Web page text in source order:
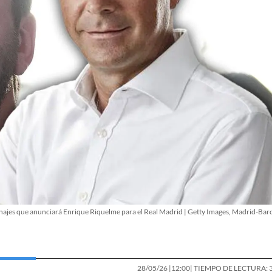
que anunciará Enrique Riquelme para el Real Madrid | Getty Images, Madrid-
28/05/26 |12:00| TIEMPO DE LECTURA: